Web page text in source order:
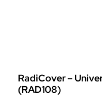
RadiCover –
(RAD108)